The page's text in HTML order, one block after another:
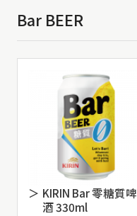
Bar BEER
KIRIN Bar 零糖質啤
酒 330ml